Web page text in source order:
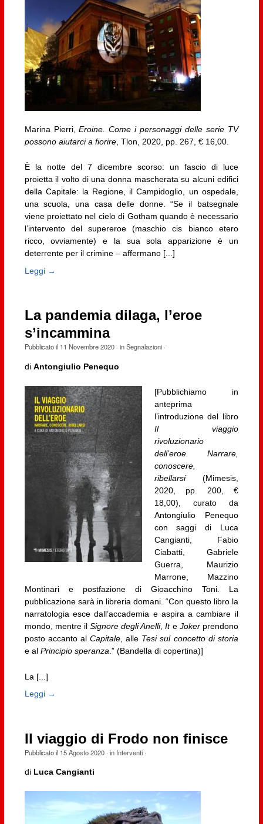
Marina Pierri,Eroine. Come i personaggi delle serie TV
possono aiutarci a fiorire, Tlon, 2020, pp. 267, € 16,00.
È la notte del 7 dicembre scorso: un fascio di luce
proietta il volto di una donna mascherata su alcuni edifici
della Capitale: la Regione, il Campidoglio, un ospedale,
una scuola, una casa delle donne. “Se il batsegnale
viene proiettato nel cielo di Gotham quando è necessario
l’intervento del supereroe (maschio cis bianco etero
ricco, ovviamente) e la sua sola apparizione è un
deterrente per il crimine – affermano [...]
Leggi →
La pandemia dilaga, l’eroe
s’incammina
Pubblicato il 11 Novembre 2020· inSegnalazioni·
di Antongiulio Penequo
[Pubblichiamo in
anteprima
l’introduzione del libro
Il viaggio
rivoluzionario
dell’eroe. Narrare,
conoscere,
ribellarsi(Mimesis,
2020, pp. 200, €
18,00), curato da
Antongiulio Penequo
con saggi di Luca
Cangianti, Fabio
Ciabatti, Gabriele
Guerra, Maurizio
Marrone, Mazzino
Montinari e postfazione di Gioacchino Toni. La
pubblicazione sarà in libreria domani. “Con questo libro la
narratologia esce dall’accademia e aspira a cambiare il
mondo, mentre ilSignore degli Anelli,Ite Jokerprendono
posto accanto alCapitale , alle Tesi sul concetto di storia
e al Principio speranza .” (Bandella di copertina)]
La [...]
Leggi →
Il viaggio di Frodo non finisce
Pubblicato il 15 Agosto 2020· in Interventi·
di Luca Cangianti